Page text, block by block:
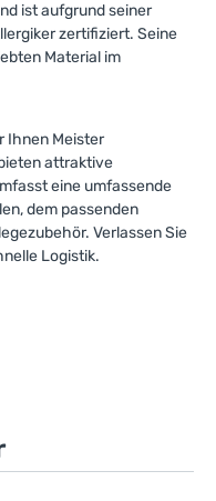
ist aufgrund seiner
zertifiziert. Seine
Material im
Ihnen Meister
attraktive
eine umfassende
dem passenden
Verlassen Sie
Logistik.